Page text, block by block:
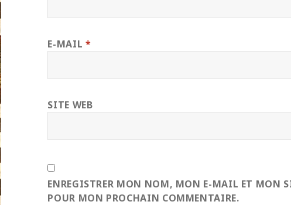
E-MAIL *
SITE WEB
ENREGISTRER MON NOM, MON E-MAIL ET MON
POUR MON PROCHAIN COMMENTAIRE.